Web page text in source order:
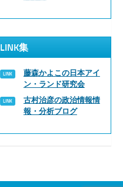
LINK集
藤森かよこの日本アイ
ン・ランド研究会
古村治彦の政治情報情
報・分析ブログ